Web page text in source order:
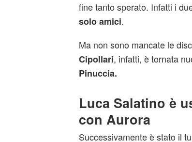
fine tanto sperato. Infatti i
solo amici.
Ma non sono mancate le
Cipollari, infatti, è tornata
Pinuccia.
Luca Salatino è
con Aurora
Successivamente è stato il